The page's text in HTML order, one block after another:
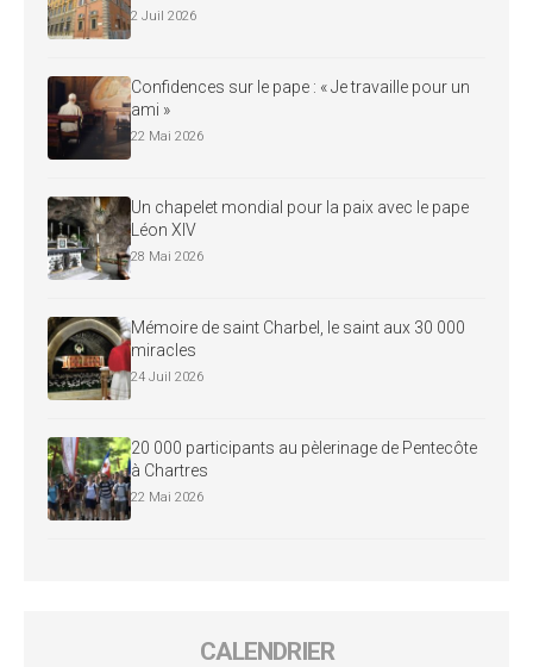
2 Juil 2026
Confidences sur le pape : « Je travaille pour un
ami »
22 Mai 2026
Un chapelet mondial pour la paix avec le pape
Léon XIV
28 Mai 2026
Mémoire de saint Charbel, le saint aux 30 000
miracles
24 Juil 2026
20 000 participants au pèlerinage de Pentecôte
à Chartres
22 Mai 2026
CALENDRIER